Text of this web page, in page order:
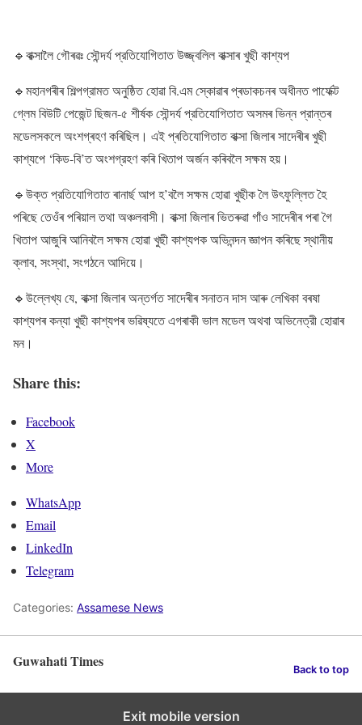
🔹বাক্সালৈ গৌৰৱঃ সৌন্দর্য প্রতিযোগিতাত উজ্জ্বলিল বাক্সাৰ খুছী কাশ্যপ
🔹মহানগৰীৰ শিল্পগ্রামত অনুষ্ঠিত হোৱা বি.এম স্কোৱাৰ প্ৰডাকচনৰ অধীনত পাৰ্ফেক্ট
গ্লেম বিউটি পেজেন্ট ছিজন-৫ শীৰ্ষক সৌন্দর্য প্রতিযোগিতাত অসমৰ ভিন্ন প্রান্তৰ
মডেলসকলে অংশগ্ৰহণ কৰিছিল। এই প্ৰতিযোগিতাত বাক্সা জিলাৰ সাদেৰীৰ খুছী
কাশ্যপে ‘কিড-বি’ত অংশগ্রহণ কৰি খিতাপ অর্জন কৰিবলৈ সক্ষম হয়।
🔹উক্ত প্রতিযোগিতাত ৰানাৰ্ছ আপ হ’বলৈ সক্ষম হোৱা খুছীক লৈ উৎফুল্লিত হৈ
পৰিছে তেওঁৰ পৰিয়াল তথা অঞ্চলবাসী। বাক্সা জিলাৰ ভিতৰুৱা গাঁও সাদেৰীৰ পৰা গৈ
খিতাপ আজুৰি আনিবলৈ সক্ষম হোৱা খুছী কাশ্যপক অভিনন্দন জ্ঞাপন কৰিছে স্থানীয়
ক্লাব, সংস্থা, সংগঠনে আদিয়ে।
🔹উল্লেখ্য যে, বাক্সা জিলাৰ অন্তৰ্গত সাদেৰীৰ সনাতন দাস আৰু লেখিকা বৰষা
কাশ্যপৰ কন্যা খুছী কাশ্যপৰ ভৱিষ্যতে এগৰাকী ভাল মডেল অথবা অভিনেত্রী হোৱাৰ
মন।
Share this:
Facebook
X
More
WhatsApp
Email
LinkedIn
Telegram
Categories: Assamese News
Guwahati Times Back to top
Exit mobile version